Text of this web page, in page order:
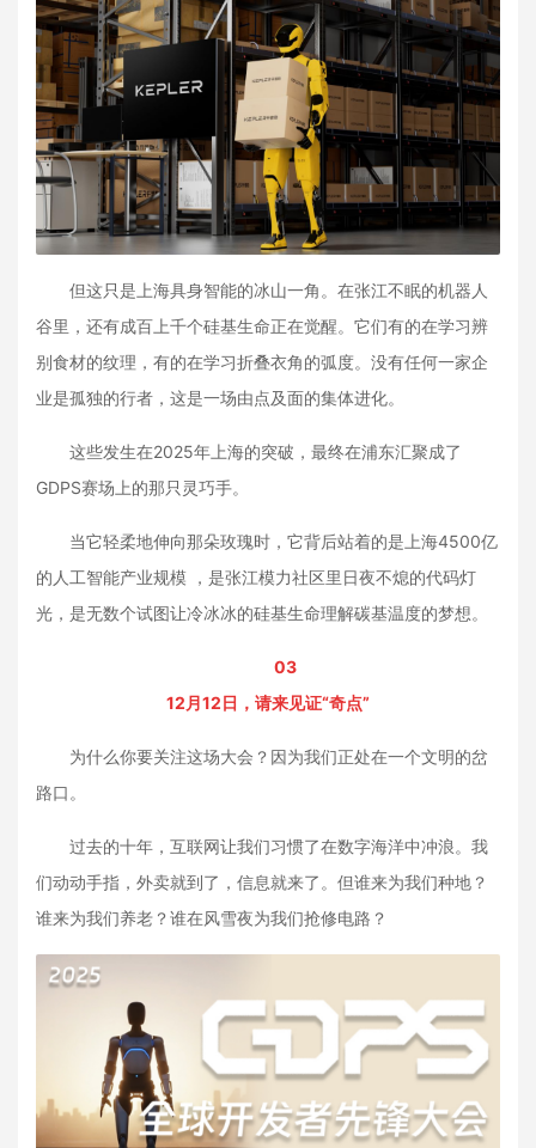
但这只是上海具身智能的冰山一角。在张江不眠的机器人
谷里，还有成百上千个硅基生命正在觉醒。它们有的在学习辨
别食材的纹理，有的在学习折叠衣角的弧度。没有任何一家企
业是孤独的行者，这是一场由点及面的集体进化。
这些发生在2025年上海的突破，最终在浦东汇聚成了
GDPS赛场上的那只灵巧手。
当它轻柔地伸向那朵玫瑰时，它背后站着的是上海4500亿
的人工智能产业规模 ，是张江模力社区里日夜不熄的代码灯
光，是无数个试图让冷冰冰的硅基生命理解碳基温度的梦想。
03
12月12日，请来见证“奇点”
为什么你要关注这场大会？因为我们正处在一个文明的岔
路口。
过去的十年，互联网让我们习惯了在数字海洋中冲浪。我
们动动手指，外卖就到了，信息就来了。但谁来为我们种地？
谁来为我们养老？谁在风雪夜为我们抢修电路？